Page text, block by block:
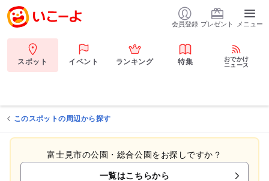
会員登録 プレゼント メニュー
スポット イベント ランキング 特集
おでかけ
ニュース
このスポットの周辺から探す
富士見市の公園・総合公園をお探しですか？
一覧はこちらから